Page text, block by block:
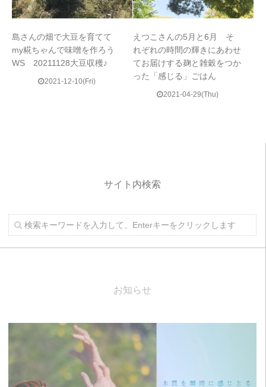
島さんの畑で大豆を育てて
my糀ちゃんで味噌を作ろう
WS 20211128大豆収穫♪
2021-12-10(Fri)
えつこさんの5月と6月 そ
れぞれの時間の輝きにあわせ
てお届けする麹と雑穀をつか
った「感じる」ごはん
2021-04-29(Thu)
サイト内検索
お知らせ